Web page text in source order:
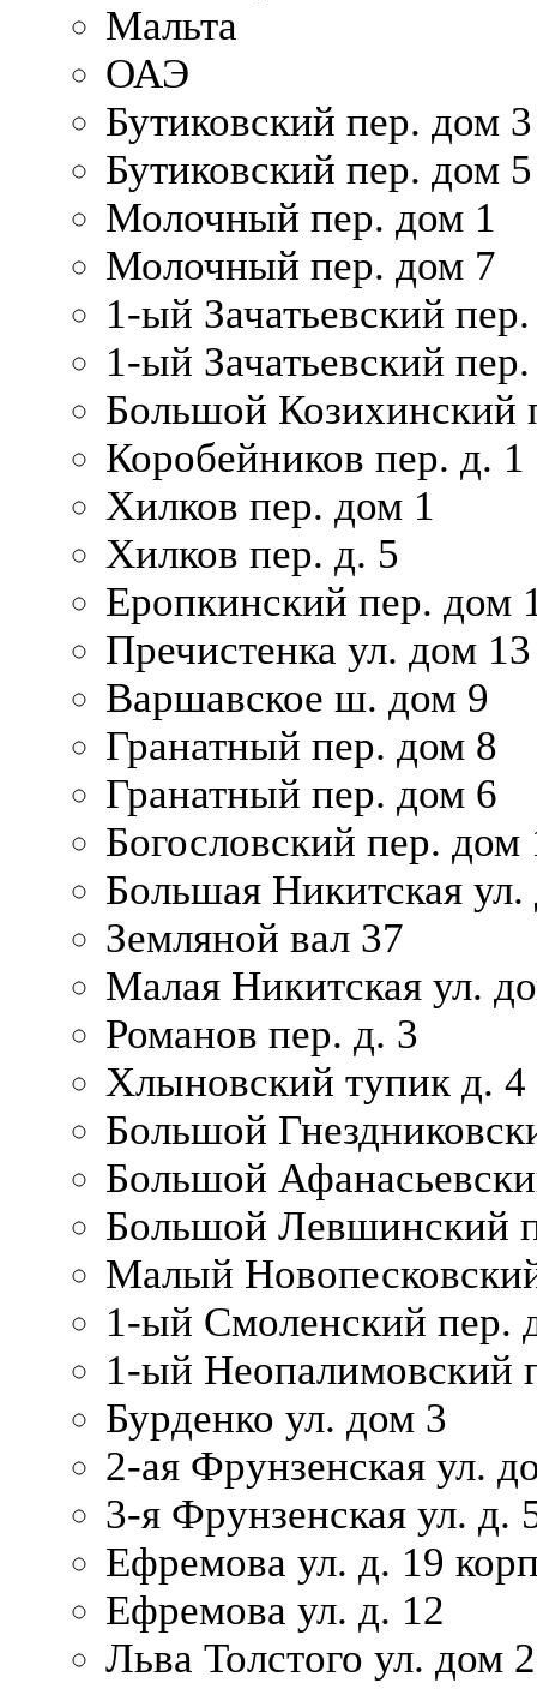
Мальта
ОАЭ
Бутиковский пер. дом 3
Бутиковский пер. дом 5
Молочный пер. дом 1
Молочный пер. дом 7
1-ый Зачатьевский
1-ый Зачатьевский
Большой Козихинский
Коробейников пер. д. 1
Хилков пер. дом 1
Хилков пер. д. 5
Еропкинский пер. дом
Пречистенка ул. дом 13
Варшавское ш. дом 9
Гранатный пер. дом 8
Гранатный пер. дом 6
Богословский пер.
Большая Никитская
Земляной вал 37
Малая Никитская ул.
Романов пер. д. 3
Хлыновский тупик д. 4
Большой
Большой
Большой Левшинский
Малый
1-ый Смоленский пер.
1-ый Неопалимовский
Бурденко ул. дом 3
2-ая Фрунзенская ул.
3-я Фрунзенская ул. д.
Ефремова ул. д. 19
Ефремова ул. д. 12
Льва Толстого ул. дом